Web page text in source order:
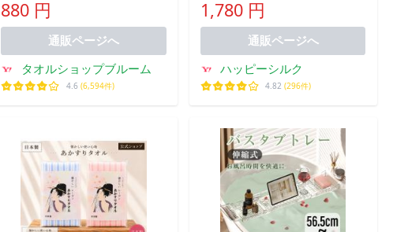
イント消化 泡立ち
880 円
通販ページへ
タオルショップブルーム
4.6 (6,594件)
質 アカスリ 垢擦り ボディケア
爆買
1,780 円
通販ページへ
ハッピーシルク
4.82 (296件)